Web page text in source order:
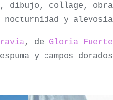
dibujo, collage,
y
, de Gloria
y campos